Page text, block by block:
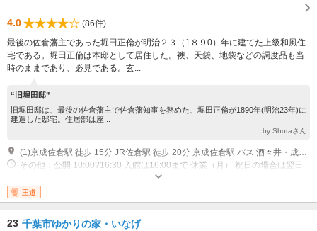
4.0
(86件)
最後の佐倉藩主であった堀田正倫が明治２３（1８９0）年に建てた上級和風住
宅である。堀田正倫は本邸として居住した。襖、天袋、地袋などの調度品も当
時のままであり、必見である。玄...
“旧堀田邸”
旧堀田邸は、最後の佐倉藩主で佐倉藩知事を務めた、堀田正倫が1890年(明治23年)に
建造した邸宅。住居部は座...
by Shotaさん
その他：公開 10:00?16:30 入館は16:00まで 休業（月） 祝日の場合は翌日
休業 12月28日?1月4日 休業 その他の臨時休館日
王道
23 千葉市ゆかりの家・いなげ